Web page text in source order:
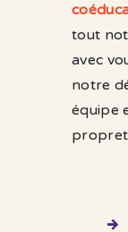
tout
avec
notre
équipe